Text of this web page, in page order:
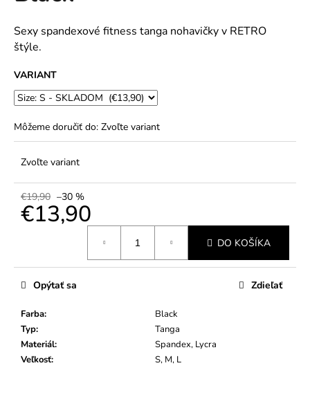
hviezdičiek.
Sexy spandexové fitness tanga nohavičky v RETRO
štýle.
VARIANT
Môžeme doručiť do: Zvoľte variant
Zvoľte variant
€19,90 –30 %
€13,90
DO KOŠÍKA
Farba:
Black
Typ:
Tanga
Materiál:
Spandex, Lycra
Veľkosť: S, M, L
Opýtať sa Zdieľať
m
e